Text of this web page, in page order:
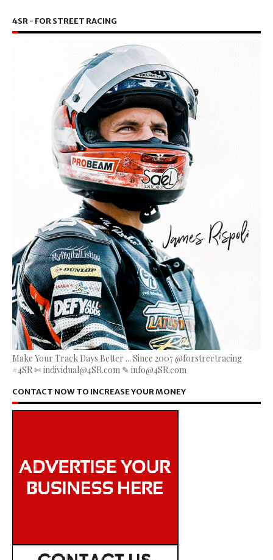
4SR - FOR STREET RACING
Make Your Track Days Better ... Since 2007 @forstreetracing
#4SR ✄ individual@4SR.com ✎ info@4SR.com
CONTACT NOW TO INCREASE YOUR MONEY